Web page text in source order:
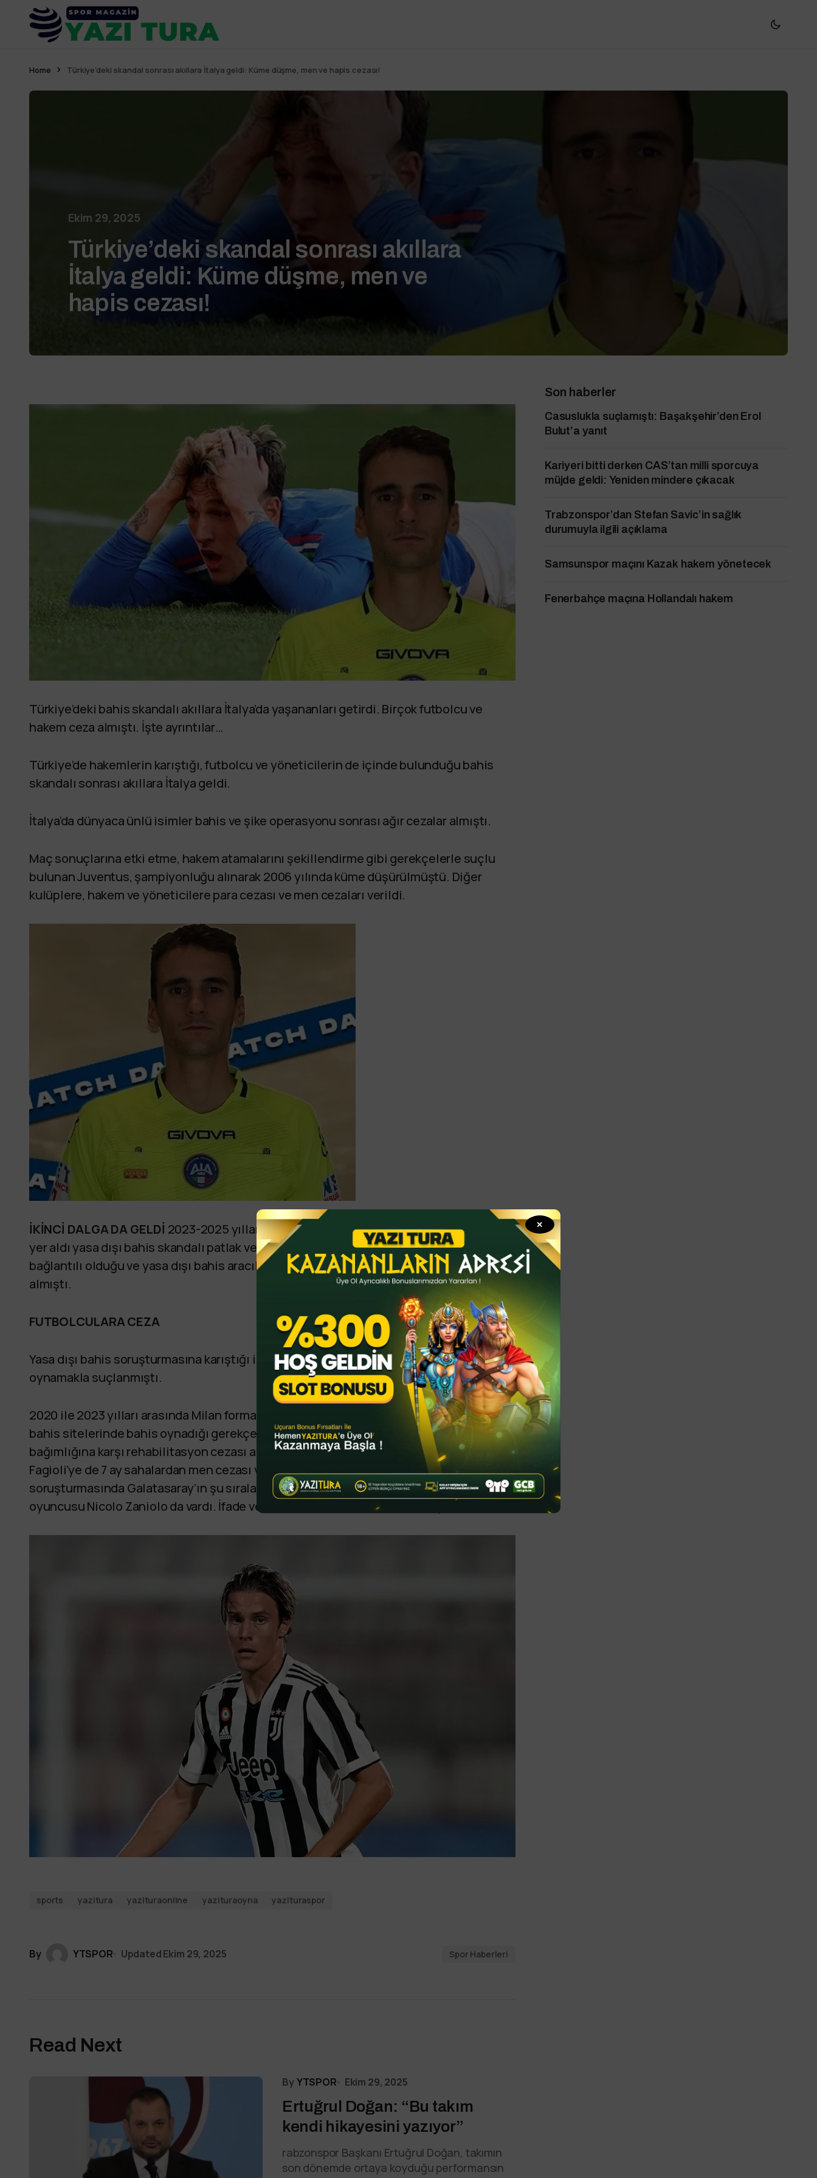
✕
Home Türkiye’deki skandal sonrası akıllara İtalya geldi: Küme düşme, men ve hapis cezası!
Ekim 29, 2025
Türkiye’deki skandal sonrası akıllara
İtalya geldi: Küme düşme, men ve
hapis cezası!
Türkiye’deki bahis skandalı akıllara İtalya’da yaşananları getirdi. Birçok futbolcu ve
hakem ceza almıştı. İşte ayrıntılar…
Türkiye’de hakemlerin karıştığı, futbolcu ve yöneticilerin de içinde bulunduğu bahis
skandalı sonrası akıllara İtalya geldi.
İtalya’da dünyaca ünlü isimler bahis ve şike operasyonu sonrası ağır cezalar almıştı.
Maç sonuçlarına etki etme, hakem atamalarını şekillendirme gibi gerekçelerle suçlu
bulunan Juventus, şampiyonluğu alınarak 2006 yılında küme düşürülmüştü. Diğer
kulüplere, hakem ve yöneticilere para cezası ve men cezaları verildi.
İKİNCİ DALGA DA GELDİ 2023-2025 yıllarında ise bu kez futbolcuların ve hakemlerin
yer aldı yasa dışı bahis skandalı patlak vermişti. Hakem Pietro Marinoni, futbolcularla
bağlantılı olduğu ve yasa dışı bahis aracılığı yapmakla suçlandığı gerekçesiyle ceza
almıştı.
FUTBOLCULARA CEZA
Yasa dışı bahis soruşturmasına karıştığı için İtalyan oyuncu Sandro Tonali 50 kez bahis
oynamakla suçlanmıştı.
2020 ile 2023 yılları arasında Milan forması giyen Tonali, o dönemde çevrim içi yasa dışı
bahis sitelerinde bahis oynadığı gerekçesiyle 10 ay sahalardan men ve kumar
bağımlığına karşı rehabilitasyon cezası almıştı. O dönemde Juventus forması giyen
Fagioli’ye de 7 ay sahalardan men cezası verilmişti. İtalya’daki bahis
soruşturmasında Galatasaray’ın şu sıralar Udinese’de kiralık olarak forma giyen
oyuncusu Nicolo Zaniolo da vardı. İfade veren Zaniolo men cezası almamıştı.
sports yazitura yazituraonline yazituraoyna yazituraspor
By YTSPOR UpdatedEkim 29, 2025 Spor Haberleri
Read Next
ByYTSPOR Ekim 29, 2025
Ertuğrul Doğan: “Bu takım
kendi hikayesini yazıyor”
rabzonspor Başkanı Ertuğrul Doğan, takımın
son dönemde ortaya koyduğu performansın
Son haberler
Casuslukla suçlamıştı: Başakşehir’den Erol
Bulut’a yanıt
Kariyeri bitti derken CAS’tan milli sporcuya
müjde geldi: Yeniden mindere çıkacak
Trabzonspor’dan Stefan Savic’in sağlık
durumuyla ilgili açıklama
Samsunspor maçını Kazak hakem yönetecek
Fenerbahçe maçına Hollandalı hakem